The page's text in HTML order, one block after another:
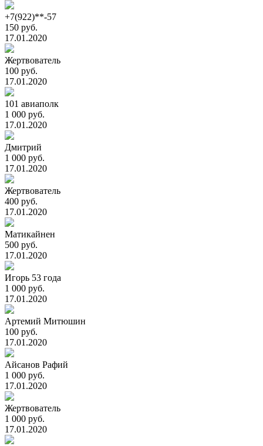
+7(922)**-57
150 руб.
17.01.2020
Жертвователь
100 руб.
17.01.2020
101 авиаполк
1 000 руб.
17.01.2020
Дмитрий
1 000 руб.
17.01.2020
Жертвователь
400 руб.
17.01.2020
Матикайнен
500 руб.
17.01.2020
Игорь 53 года
1 000 руб.
17.01.2020
Артемий Митюшин
100 руб.
17.01.2020
Айсанов Рафий
1 000 руб.
17.01.2020
Жертвователь
1 000 руб.
17.01.2020